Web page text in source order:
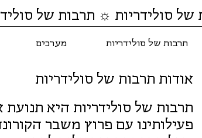
תרבות של סולידריות מערכים
סולידריות ☼ תרבות של
אודות תרבות של סולידריות
תרבות של סולידריות היא
פעילותינו עם פרוץ משבר